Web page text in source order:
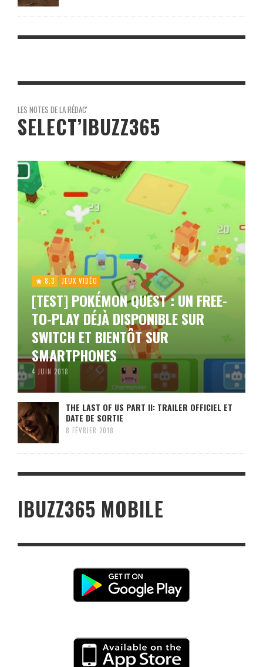
LES NOTES DE LA RÉDAC'
SELECT’IBUZZ365
8.3 JEUX VIDÉO
[TEST] POKÉMON QUEST : UN FREE-
TO-PLAY DÉJÀ DISPONIBLE SUR
SWITCH ET BIENTÔT SUR
SMARTPHONES
4 JUIN 2018
THE LAST OF US PART II: TRAILER OFFICIEL ET
DATE DE SORTIE
8 FÉVRIER 2018
IBUZZ365 MOBILE